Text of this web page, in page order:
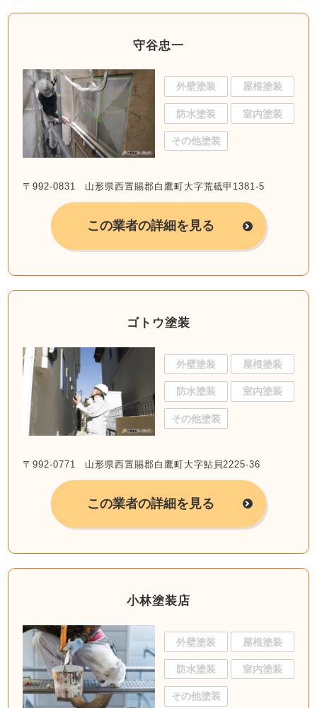
守谷忠一
外壁塗装 屋根塗装
防水塗装 室内塗装
その他塗装
〒992-0831 山形県西置賜郡白鷹町大字荒砥甲1381-5
この業者の詳細を見る
ゴトウ塗装
外壁塗装 屋根塗装
防水塗装 室内塗装
その他塗装
〒992-0771 山形県西置賜郡白鷹町大字鮎貝2225-36
この業者の詳細を見る
小林塗装店
外壁塗装 屋根塗装
防水塗装 室内塗装
その他塗装